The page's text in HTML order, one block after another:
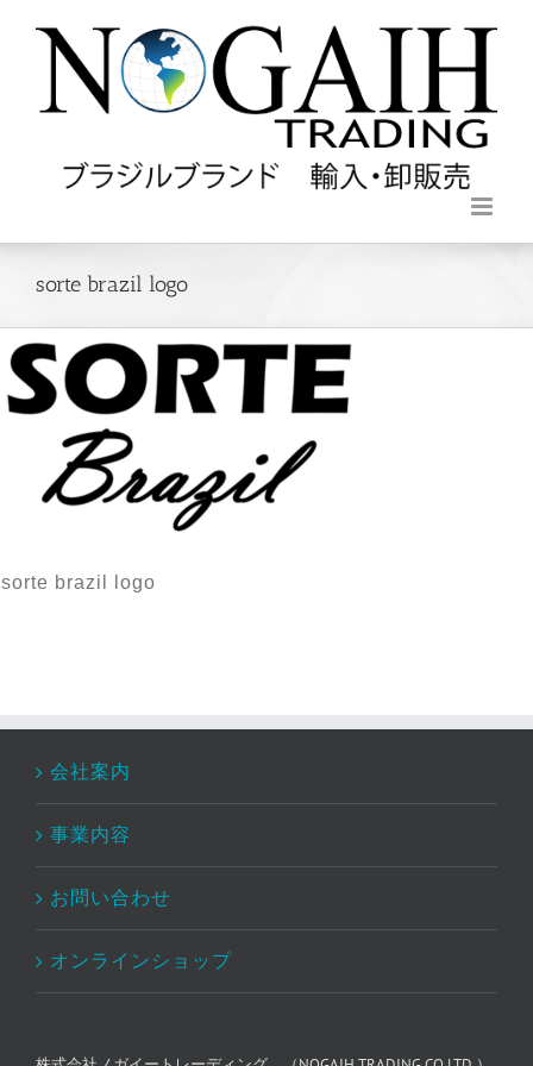
sorte brazil logo
sorte brazil logo
会社案内
事業内容
お問い合わせ
オンラインショップ